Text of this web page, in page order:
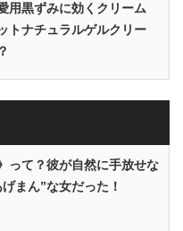
用黒ずみに効くクリーム
トナチュラルゲルクリー
って？彼が自然に手放せな
まん”な女だった！